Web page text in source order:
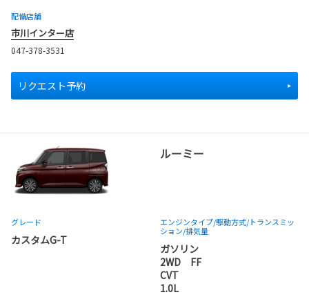
配備店舗
市川インター店
047-378-3531
リクエスト予約
ルーミー
グレード
カスタムG-T
エンジンタイプ/駆動方式/トランスミッ
ション/排気量
ガソリン
2WD FF
CVT
1.0L